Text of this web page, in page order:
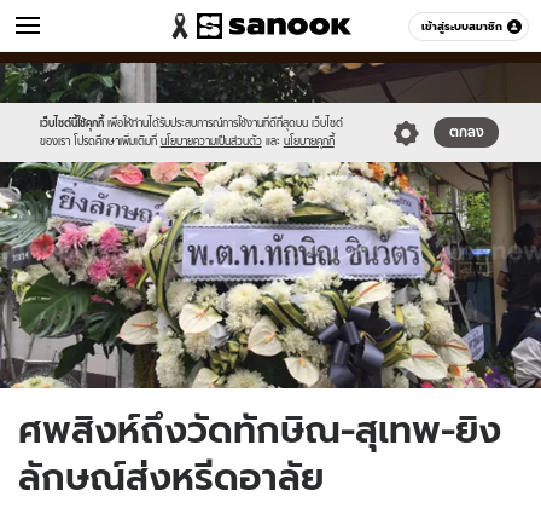
เข้าสู่ระบบสมาชิก
ข่าว หมวดอื่นๆ
เว็บไซต์นี้ใช้คุกกี้ เพื่อให้ท่านได้รับประสบการณ์การใช้งานที่ดีที่สุดบน เว็บไซต์
ของเรา โปรดศึกษาเพิ่มเติมที่ นโยบายความเป็นส่วนตัว และ นโยบายคุกกี้
ตกลง
Sanook
//s.isanook.com/sr/0/images/logo-
new-
sanook.png
600
60
//s.isanook.com/ns/0/ud/368/1840206/636042-
01.jpg
ศพสิงห์ถึงวัดทักษิณ-สุเทพ-ยิง
ลักษณ์ส่งหรีดอาลัย